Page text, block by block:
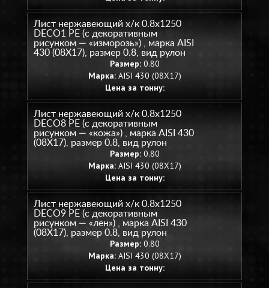
Лист нержавеющий х/к 0.8х1250
DECO1 PE (с декоративным
рисунком — «изморозь») , марка AISI
430 (08Х17), размер 0.8, вид рулон
Размер:0.80
Марка:AISI 430 (08Х17)
Цена за тонну:
Лист нержавеющий х/к 0.8х1250
DECO8 PE (с декоративным
рисунком — «кожа») , марка AISI 430
(08Х17), размер 0.8, вид рулон
Размер:0.80
Марка:AISI 430 (08Х17)
Цена за тонну:
Лист нержавеющий х/к 0.8х1250
DECO9 PE (с декоративным
рисунком — «лен») , марка AISI 430
(08Х17), размер 0.8, вид рулон
Размер:0.80
Марка:AISI 430 (08Х17)
Цена за тонну: